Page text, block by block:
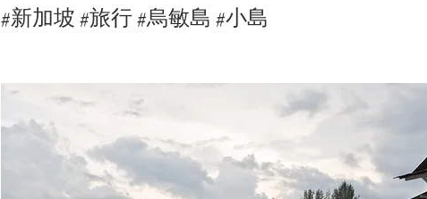
#新加坡 #旅行 #烏敏島 #小島